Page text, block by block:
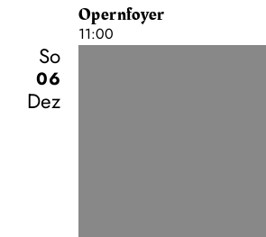
Opernfoyer
11:00
So
06
Dez